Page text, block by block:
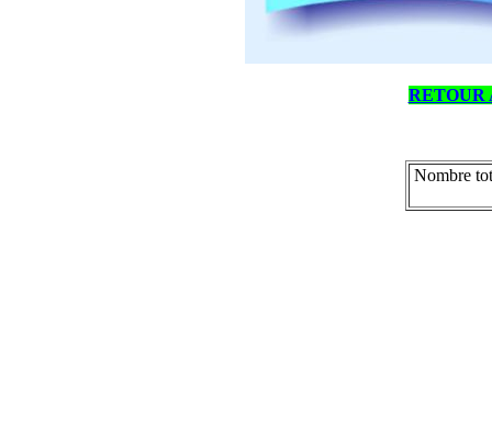
RETOUR
Nombre